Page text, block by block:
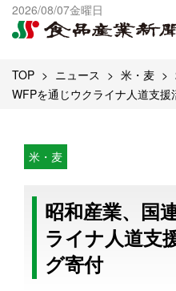
2026/08/07金曜日
出版物一覧へ
試読・購読申し込み
TOP ニュース 米・麦
WFPを通じウクライナ人道支
米・麦
昭和産業、国
ライナ人道支
グ寄付